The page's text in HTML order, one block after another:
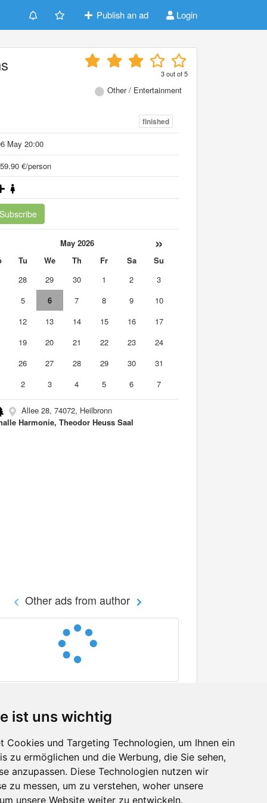
ist uns wichtig
Cookies und Targeting Technologien, um Ihnen ein
zu ermöglichen und die Werbung, die Sie sehen,
anzupassen. Diese Technologien nutzen wir
zu messen, um zu verstehen, woher unsere
unsere Website weiter zu entwickeln.
Publish an ad Login
3out of5
Other / Entertainment
finished
May 20:00
59.90 €/person
May 2026 »
Tu We Th Fr Sa
Su
28 29 30 1 2
3
5 6 7 8 9
10
12 13 14 15 16
17
19 20 21 22 23
24
26 27 28 29 30
31
2 3 4 5 6 7
Allee 28, 74072, Heilbronn
Harmonie, Theodor Heuss Saal
Other ads from author
Facebook
Twitter
YouTube